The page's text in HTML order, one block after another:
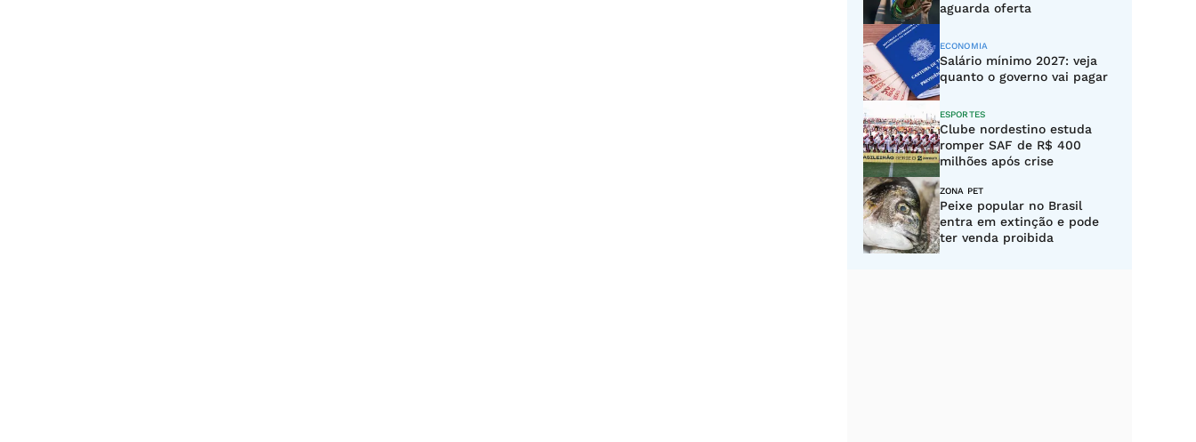
aguarda oferta
ECONOMIA
Salário mínimo 2027: veja
quanto o governo vai pagar
ESPORTES
Clube nordestino estuda
romper SAF de R$ 400
milhões após crise
ZONA PET
Peixe popular no Brasil
entra em extinção e pode
ter venda proibida